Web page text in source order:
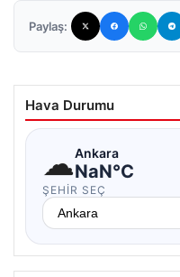
Paylaş:
Hava Durumu
☁Ankara
NaN°C
ŞEHIR SEÇ